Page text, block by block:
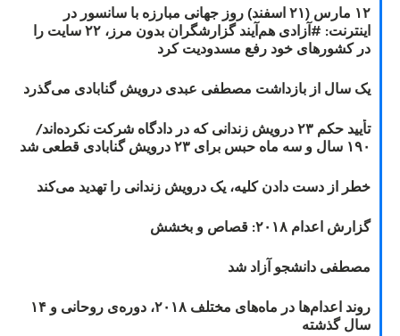
۱۲ مارس (۲۱ اسفند) روز جهانی مبارزه با سانسور در
اینترنت: #آزادی هم‌آیند گزارشگران‌ بدون مرز، ۲۲ سایت را
در کشورهای خود رفع مسدودیت کرد
یک سال از بازداشت مصطفی عبدی درویش گنابادی می‌گذرد
تأیید حکم ۲۳ درویش زندانی که در دادگاه شرکت نکرده‌اند/
۱۹۰ سال و سه ماه حبس برای ۲۳ درویش گنابادی قطعی شد
خطر از دست دادن کلیه، یک درویش زندانی را تهدید می‌کند
گزارش اعدام ۲۰۱۸: قصاص و بخشش
مصطفی دانشجو آزاد شد
روند اعدام‌ها در ماه‌های مختلف ۲۰۱۸، دوره‌ی روحانی و ۱۴
سال گذشته